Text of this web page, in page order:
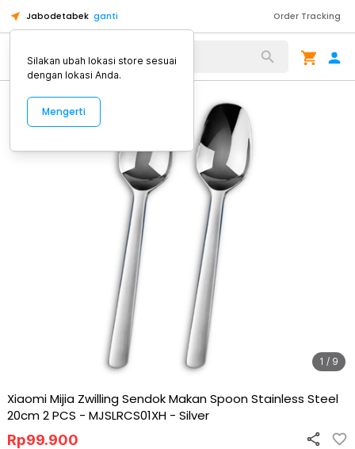
Jabodetabek ganti Order Tracking
Alat Kopi
1 / 9
Xiaomi Mijia Zwilling Sendok Makan Spoon Stainless Steel
20cm 2 PCS - MJSLRCS01XH - Silver
Rp99.900
Silakan ubah lokasi store sesuai
dengan lokasi Anda.
Mengerti